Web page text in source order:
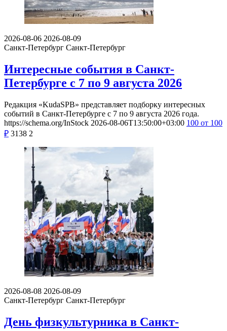
2026-08-06 2026-08-09
Санкт-Петербург Санкт-Петербург
Интересные события в Санкт-
Петербурге с 7 по 9 августа 2026
Редакция «KudaSPB» представляет подборку интересных
событий в Санкт-Петербурге с 7 по 9 августа 2026 года.
https://schema.org/InStock 2026-08-06T13:50:00+03:00 100 от 100
₽ 3138 2
2026-08-08 2026-08-09
Санкт-Петербург Санкт-Петербург
День физкультурника в Санкт-